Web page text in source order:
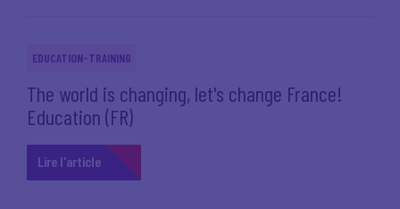
EDUCATION-TRAINING
The world is changing, let's change France!
Education (FR)
Lire l'article